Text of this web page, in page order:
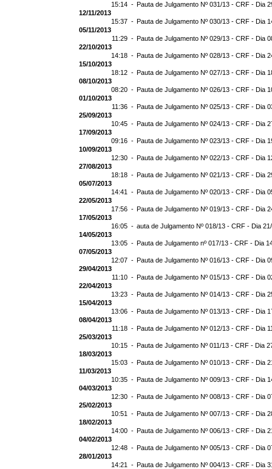
15:14 - Pauta de Julgamento Nº 031/13 - CRF - Dia
12/11/2013
15:37 - Pauta de Julgamento Nº 030/13 - CRF - Dia
05/11/2013
11:29 - Pauta de Julgamento Nº 029/13 - CRF - Dia
22/10/2013
14:18 - Pauta de Julgamento Nº 028/13 - CRF - Dia
15/10/2013
18:12 - Pauta de Julgamento Nº 027/13 - CRF - Dia
08/10/2013
08:20 - Pauta de Julgamento Nº 026/13 - CRF - Dia
01/10/2013
11:36 - Pauta de Julgamento Nº 025/13 - CRF - Dia
25/09/2013
10:45 - Pauta de Julgamento Nº 024/13 - CRF - Dia
17/09/2013
09:16 - Pauta de Julgamento Nº 023/13 - CRF - Dia
10/09/2013
12:30 - Pauta de Julgamento Nº 022/13 - CRF - Dia
27/08/2013
18:18 - Pauta de Julgamento Nº 021/13 - CRF - Dia
05/07/2013
14:41 - Pauta de Julgamento Nº 020/13 - CRF - Dia
22/05/2013
17:56 - Pauta de Julgamento Nº 019/13 - CRF - Dia
17/05/2013
16:05 - auta de Julgamento Nº 018/13 - CRF - Dia
14/05/2013
13:05 - Pauta de Julgamento nº 017/13 - CRF - Dia
07/05/2013
12:07 - Pauta de Julgamento Nº 016/13 - CRF - Dia
29/04/2013
11:10 - Pauta de Julgamento Nº 015/13 - CRF - Dia
22/04/2013
13:23 - Pauta de Julgamento Nº 014/13 - CRF - Dia
15/04/2013
13:06 - Pauta de Julgamento Nº 013/13 - CRF - Dia
08/04/2013
11:18 - Pauta de Julgamento Nº 012/13 - CRF - Dia
25/03/2013
10:15 - Pauta de Julgamento Nº 011/13 - CRF - Dia
18/03/2013
15:03 - Pauta de Julgamento Nº 010/13 - CRF - Dia
11/03/2013
10:35 - Pauta de Julgamento Nº 009/13 - CRF - Dia
04/03/2013
12:30 - Pauta de Julgamento Nº 008/13 - CRF - Dia
25/02/2013
10:51 - Pauta de Julgamento Nº 007/13 - CRF - Dia
18/02/2013
14:00 - Pauta de Julgamento Nº 006/13 - CRF - Dia
04/02/2013
12:48 - Pauta de Julgamento Nº 005/13 - CRF - Dia
28/01/2013
14:21 - Pauta de Julgamento Nº 004/13 - CRF - Dia